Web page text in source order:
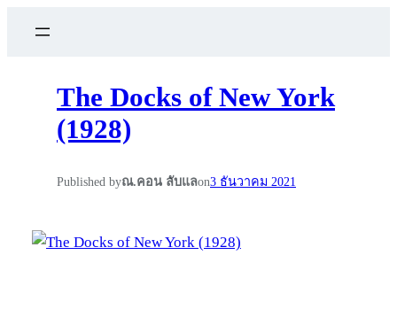
The Docks of New York
(1928)
Published byณ.คอน ลับแลon3 ธันวาคม 2021